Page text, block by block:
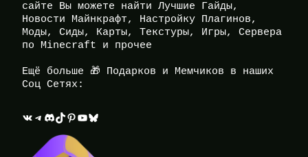
сайте Вы можете найти Лучшие Гайды,
Новости Майнкрафт, Настройку Плагинов,
Моды, Сиды, Карты, Текстуры, Игры, Сервера
по Minecraft и прочее
Ещё больше 🎁 Подарков и Мемчиков в наших
Соц Сетях:
ВКонтакте Telegram Discord TikTok Pinterest YouTube Bluesky